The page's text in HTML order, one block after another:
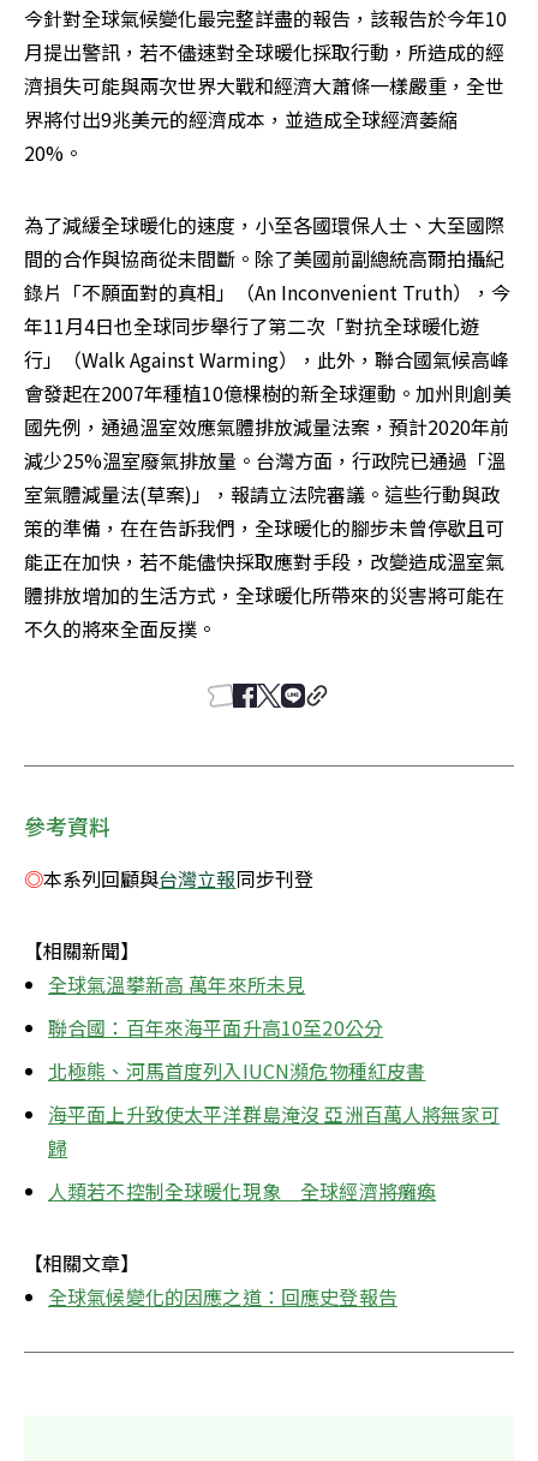
今針對全球氣候變化最完整詳盡的報告，該報告於今年10
月提出警訊，若不儘速對全球暖化採取行動，所造成的經
濟損失可能與兩次世界大戰和經濟大蕭條一樣嚴重，全世
界將付出9兆美元的經濟成本，並造成全球經濟萎縮
20%。
為了減緩全球暖化的速度，小至各國環保人士、大至國際
間的合作與協商從未間斷。除了美國前副總統高爾拍攝紀
錄片「不願面對的真相」（An Inconvenient Truth），今
年11月4日也全球同步舉行了第二次「對抗全球暖化遊
行」（Walk Against Warming），此外，聯合國氣候高峰
會發起在2007年種植10億棵樹的新全球運動。加州則創美
國先例，通過溫室效應氣體排放減量法案，預計2020年前
減少25%溫室廢氣排放量。台灣方面，行政院已通過「溫
室氣體減量法(草案)」，報請立法院審議。這些行動與政
策的準備，在在告訴我們，全球暖化的腳步未曾停歇且可
能正在加快，若不能儘快採取應對手段，改變造成溫室氣
體排放增加的生活方式，全球暖化所帶來的災害將可能在
不久的將來全面反撲。
參考資料
◎本系列回顧與台灣立報同步刊登
【相關新聞】
全球氣溫攀新高 萬年來所未見
聯合國：百年來海平面升高10至20公分
北極熊、河馬首度列入IUCN瀕危物種紅皮書
海平面上升致使太平洋群島淹沒 亞洲百萬人將無家可
歸
人類若不控制全球暖化現象　全球經濟將癱瘓
【相關文章】
全球氣候變化的因應之道：回應史登報告